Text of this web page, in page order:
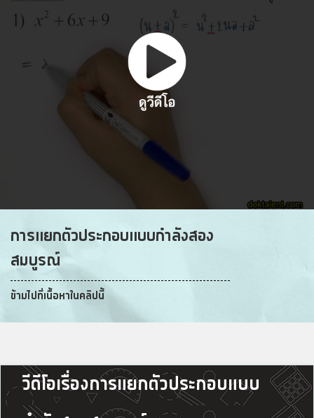
การแยกตัวประกอบแบบกำลังสอง
สมบูรณ์
ข้ามไปที่เนื้อหาในคลิปนี้
วีดีโอเรื่องการแยกตัวประกอบแบบ